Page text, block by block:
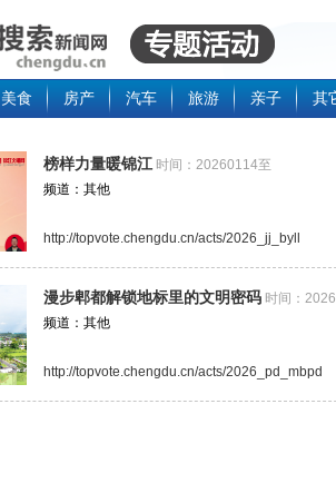
美食 房产 汽车 旅游 亲子 其
榜样力量暖锦江 时间：20260114至
频道：其他
http://topvote.chengdu.cn/acts/2026_jj_byll
漫步郫都解锁地标里的文明密码 时间：
频道：其他
http://topvote.chengdu.cn/acts/2026_pd_mbpd